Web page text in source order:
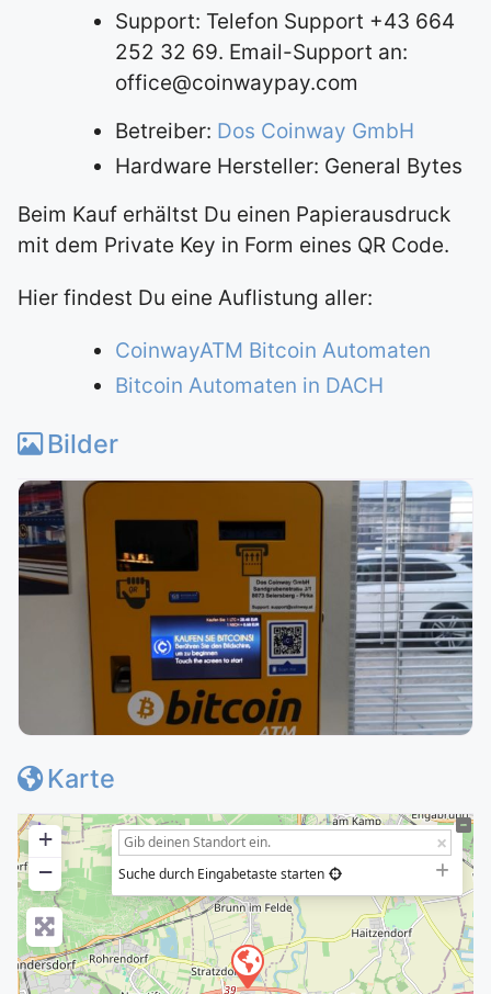
Support: Telefon Support +43 664
252 32 69. Email-Support an:
office@coinwaypay.com
Betreiber: Dos Coinway GmbH
Hardware Hersteller: General Bytes
Beim Kauf erhältst Du einen Papierausdruck
mit dem Private Key in Form eines QR Code.
Hier findest Du eine Auflistung aller:
CoinwayATM Bitcoin Automaten
Bitcoin Automaten in DACH
Bilder
Karte
+
−
Suche durch Eingabetaste starten